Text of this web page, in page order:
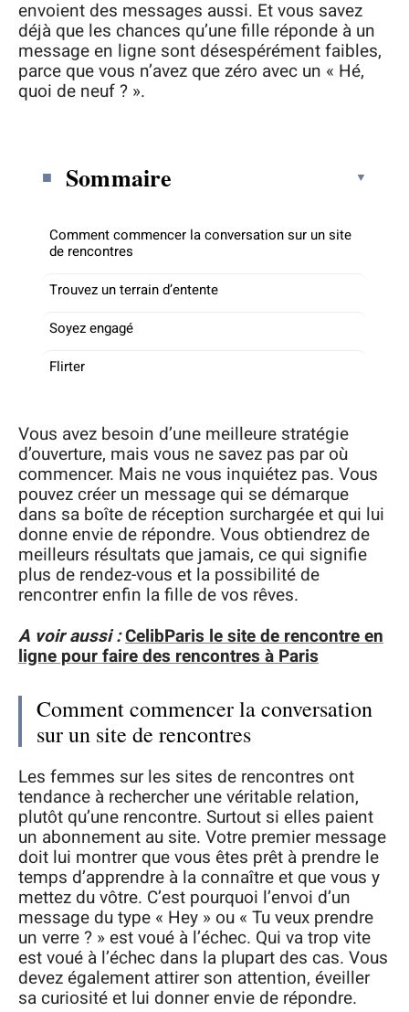
envoient des messages aussi. Et vous savez
déjà que les chances qu’une fille réponde à un
message en ligne sont désespérément faibles,
parce que vous n’avez que zéro avec un « Hé,
quoi de neuf ? ».
Sommaire
Comment commencer la conversation sur un site
de rencontres
Trouvez un terrain d’entente
Soyez engagé
Flirter
Vous avez besoin d’une meilleure stratégie
d’ouverture, mais vous ne savez pas par où
commencer. Mais ne vous inquiétez pas. Vous
pouvez créer un message qui se démarque
dans sa boîte de réception surchargée et qui lui
donne envie de répondre. Vous obtiendrez de
meilleurs résultats que jamais, ce qui signifie
plus de rendez-vous et la possibilité de
rencontrer enfin la fille de vos rêves.
A voir aussi :CelibParis le site de rencontre en
ligne pour faire des rencontres à Paris
Comment commencer la conversation
sur un site de rencontres
Les femmes sur les sites de rencontres ont
tendance à rechercher une véritable relation,
plutôt qu’une rencontre. Surtout si elles paient
un abonnement au site. Votre premier message
doit lui montrer que vous êtes prêt à prendre le
temps d’apprendre à la connaître et que vous y
mettez du vôtre. C’est pourquoi l’envoi d’un
message du type « Hey » ou « Tu veux prendre
un verre ? » est voué à l’échec. Qui va trop vite
est voué à l’échec dans la plupart des cas. Vous
devez également attirer son attention, éveiller
sa curiosité et lui donner envie de répondre.